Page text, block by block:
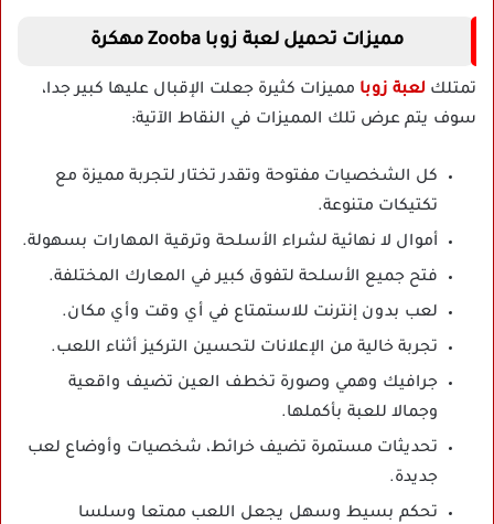
مميزات تحميل لعبة زوبا Zooba مهكرة
تمتلك لعبة زوبا مميزات كثيرة جعلت الإقبال عليها كبير جدا،
سوف يتم عرض تلك المميزات في النقاط الآتية:
كل الشخصيات مفتوحة وتقدر تختار لتجربة مميزة مع
تكتيكات متنوعة.
أموال لا نهائية لشراء الأسلحة وترقية المهارات بسهولة.
فتح جميع الأسلحة لتفوق كبير في المعارك المختلفة.
لعب بدون إنترنت للاستمتاع في أي وقت وأي مكان.
تجربة خالية من الإعلانات لتحسين التركيز أثناء اللعب.
جرافيك وهمي وصورة تخطف العين تضيف واقعية
وجمالا للعبة بأكملها.
تحديثات مستمرة تضيف خرائط، شخصيات وأوضاع لعب
جديدة.
تحكم بسيط وسهل يجعل اللعب ممتعا وسلسا